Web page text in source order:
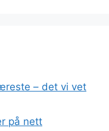
– det vi vet
på nett